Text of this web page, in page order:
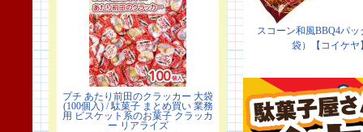
プチ あたり前田のクラッカー 大袋
(100個入) / 駄菓子 まとめ買い 業務
用 ビスケット系のお菓子 クラッカ
ー リアライズ